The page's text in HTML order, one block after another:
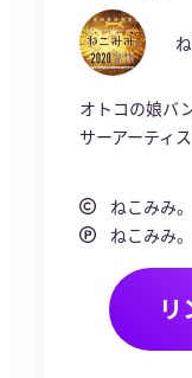
オトコの娘バ
サーアーティ
ねこみみ。
ねこみみ。